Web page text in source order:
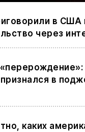
в США
через
в
каких